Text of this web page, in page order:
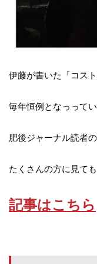
伊藤が書いた「コス
毎年恒例となっって
肥後ジャーナル読者
たくさんの方に見て
記事はこちら